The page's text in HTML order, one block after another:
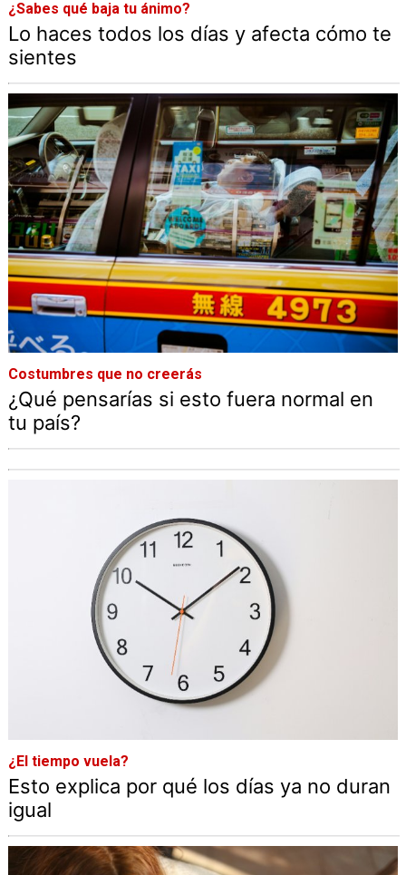
¿Sabes qué baja tu ánimo?
Lo haces todos los días y afecta cómo te
sientes
Costumbres que no creerás
¿Qué pensarías si esto fuera normal en
tu país?
¿El tiempo vuela?
Esto explica por qué los días ya no duran
igual